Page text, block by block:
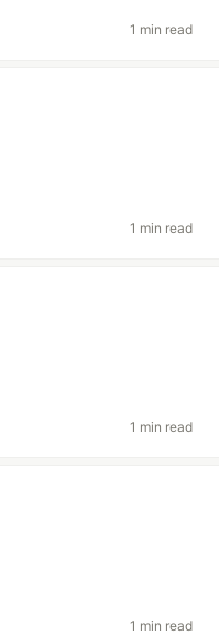
1 min read
1 min read
1 min read
1 min read